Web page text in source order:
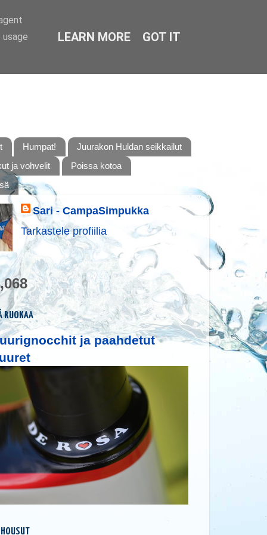
Humpat!
Juurakon Huldan seikkailut
ja vohvelit
Poissa kotoa
Sari - CampaSimpukka
Tarkastele profiilia
RUOKAA
ja paahdetut
LEARN MORE GOT IT